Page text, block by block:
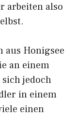
arbeiten also
aus Honigsee
an einem
jedoch
in einem
einen